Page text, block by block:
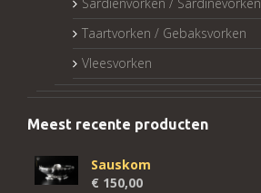
Sardienvorken / Sardinevorken
Taartvorken / Gebaksvorken
Vleesvorken
Meest recente producten
Sauskom
€ 150,00